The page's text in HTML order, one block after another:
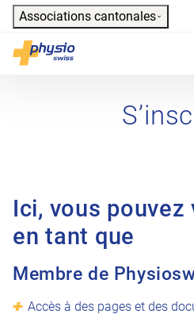
Header
Associations cantonales
Physioswiss
Navigation
Ici, vous
en tant que
Membre de
Accès à des pages et des